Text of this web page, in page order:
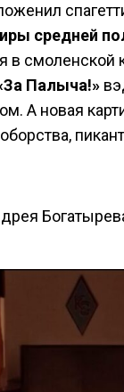
средней
в
Палыча!»
А новая